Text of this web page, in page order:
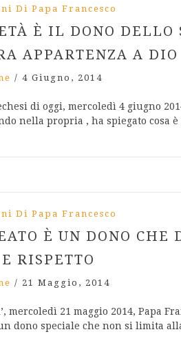
Di Papa Francesco
È IL DONO DELLO
APPARTENZA A DIO
/ 4 Giugno, 2014
di oggi, mercoledì 4 giugno
nella propria , ha spiegato cosa
Di Papa Francesco
È UN DONO CHE
RISPETTO
/ 21 Maggio, 2014
mercoledì 21 maggio 2014, Papa
dono speciale che non si limita